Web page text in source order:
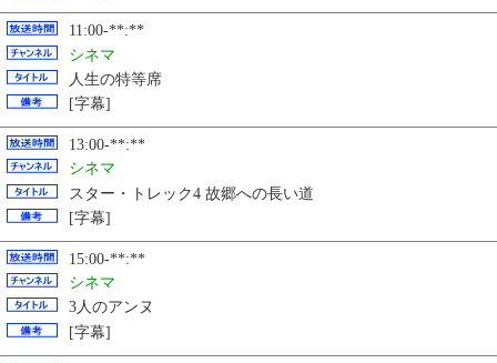
11:00-**:**
シネマ
人生の特等席
[字幕]
13:00-**:**
シネマ
スター・トレック4 故郷への長い道
[字幕]
15:00-**:**
シネマ
3人のアンヌ
[字幕]